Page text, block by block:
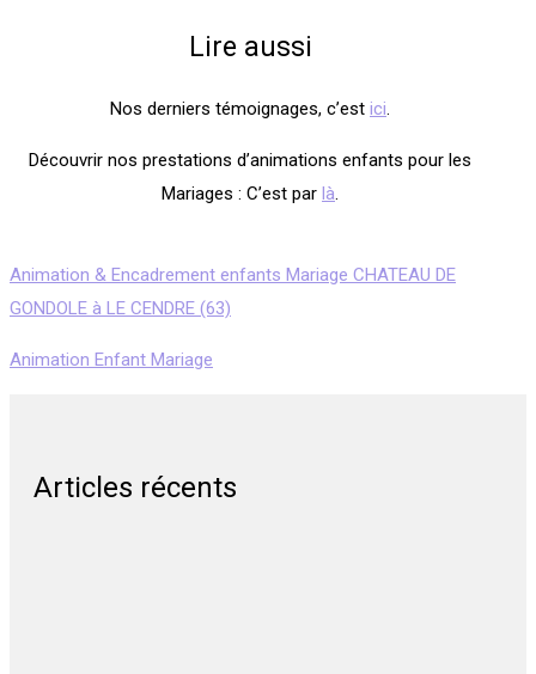
Lire aussi
Nos derniers témoignages, c’est ici.
Découvrir nos prestations d’animations enfants pour les
Mariages : C’est par là.
Animation & Encadrement enfants Mariage CHATEAU DE
GONDOLE à LE CENDRE (63)
Animation Enfant Mariage
Articles récents